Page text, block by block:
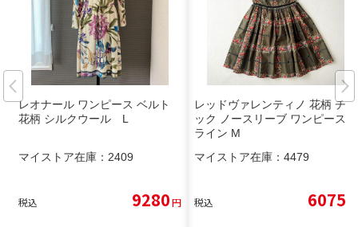
レオナール ワンピース ベルト
花柄 シルクウール L
マイストア在庫： 2409
税込 9280円
レッドヴァレンティノ 花柄 チェ
ック ノースリーブ ワンピース A
ライン M
マイストア在庫： 4479
税込 6075